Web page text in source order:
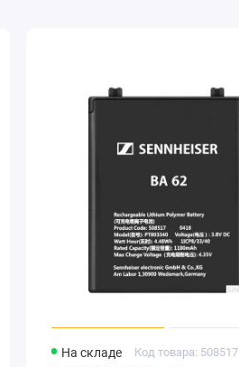
На складе Код товара: 508517